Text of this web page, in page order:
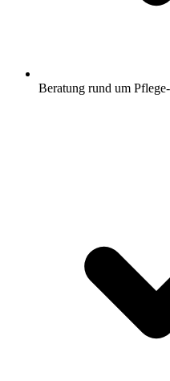
Beratung rund um